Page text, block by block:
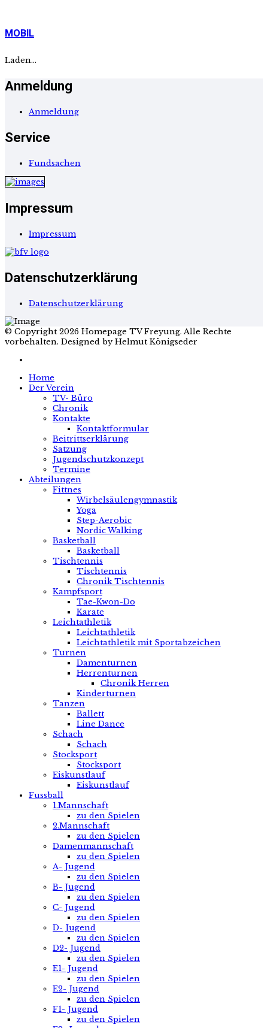
MOBIL
Laden...
Anmeldung
Anmeldung
Service
Fundsachen
Impressum
Impressum
Datenschutzerklärung
Datenschutzerklärung
© Copyright 2026 Homepage TV Freyung. Alle Rechte
vorbehalten. Designed by Helmut Königseder
Home
Der Verein
TV- Büro
Chronik
Kontakte
Kontaktformular
Beitrittserklärung
Satzung
Jugendschutzkonzept
Termine
Abteilungen
Fittnes
Wirbelsäulengymnastik
Yoga
Step-Aerobic
Nordic Walking
Basketball
Basketball
Tischtennis
Tischtennis
Chronik Tischtennis
Kampfsport
Tae-Kwon-Do
Karate
Leichtathletik
Leichtathletik
Leichtathletik mit Sportabzeichen
Turnen
Damenturnen
Herrenturnen
Chronik Herren
Kinderturnen
Tanzen
Ballett
Line Dance
Schach
Schach
Stocksport
Stocksport
Eiskunstlauf
Eiskunstlauf
Fussball
1.Mannschaft
zu den Spielen
2.Mannschaft
zu den Spielen
Damenmannschaft
zu den Spielen
A- Jugend
zu den Spielen
B- Jugend
zu den Spielen
C- Jugend
zu den Spielen
D- Jugend
zu den Spielen
D2- Jugend
zu den Spielen
E1- Jugend
zu den Spielen
E2- Jugend
zu den Spielen
F1- Jugend
zu den Spielen